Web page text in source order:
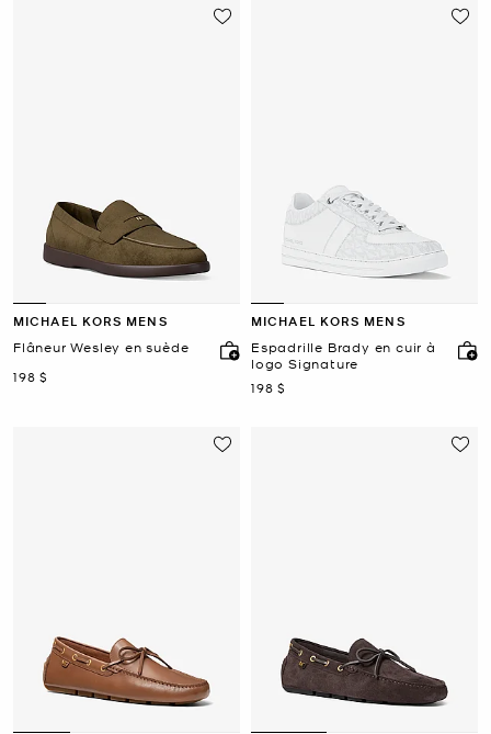
MICHAEL KORS MENS
Flâneur Wesley en suède
maintenant
198 $
MICHAEL KORS MENS
Espadrille Brady en cuir à
logo Signature
maintenant
198 $